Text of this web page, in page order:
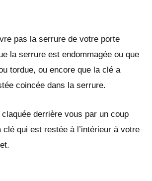
pas la serrure de votre porte
la serrure est endommagée ou que
tordue, ou encore que la clé a
coincée dans la serrure.
claquée derrière vous par un coup
qui est restée à l’intérieur à votre